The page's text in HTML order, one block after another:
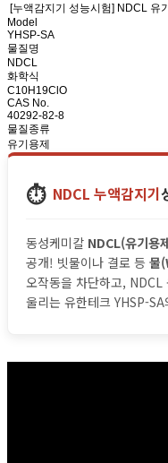
[누액감지기 성능시험] NDCL 유
Model
YHSP-SA
물질명
NDCL
화학식
C10H19ClO
CAS No.
40292-82-8
물질종류
유기용제
⏱️ NDCL 누액감지기
동성케미칼 NDCL(유기용
공개! 빗물이나 결로 등 물
오작동을 차단하고, NDCL
울리는 유한테크 YHSP-